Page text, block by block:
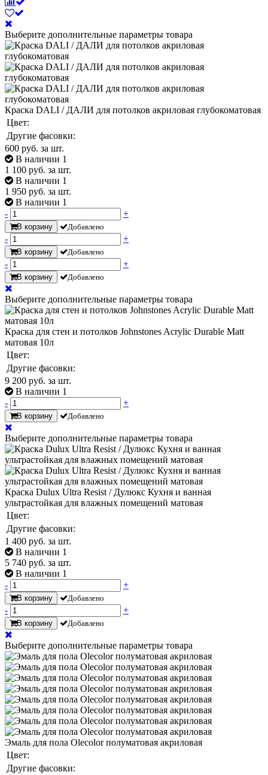
Выберите дополнительные параметры товара
Краска DALI / ДАЛИ для потолков акриловая глубокоматовая
Цвет:
Другие фасовки:
600 руб. за шт.
В наличии 1
1 100 руб. за шт.
В наличии 1
1 950 руб. за шт.
В наличии 1
-
+
В корзину Добавлено
- +
В корзину Добавлено
- +
В корзину Добавлено
Выберите дополнительные параметры товара
Краска для стен и потолков Johnstones Acrylic Durable Matt
матовая 10л
Цвет:
Другие фасовки:
9 200 руб. за шт.
В наличии 1
-
+
В корзину Добавлено
Выберите дополнительные параметры товара
Краска Dulux Ultra Resist / Дулюкс Кухня и ванная
ультрастойкая для влажных помещений матовая
Цвет:
Другие фасовки:
1 400 руб. за шт.
В наличии 1
5 740 руб. за шт.
В наличии 1
-
+
В корзину Добавлено
- +
В корзину Добавлено
Выберите дополнительные параметры товара
Эмаль для пола Olecolor полуматовая акриловая
Цвет:
Другие фасовки: